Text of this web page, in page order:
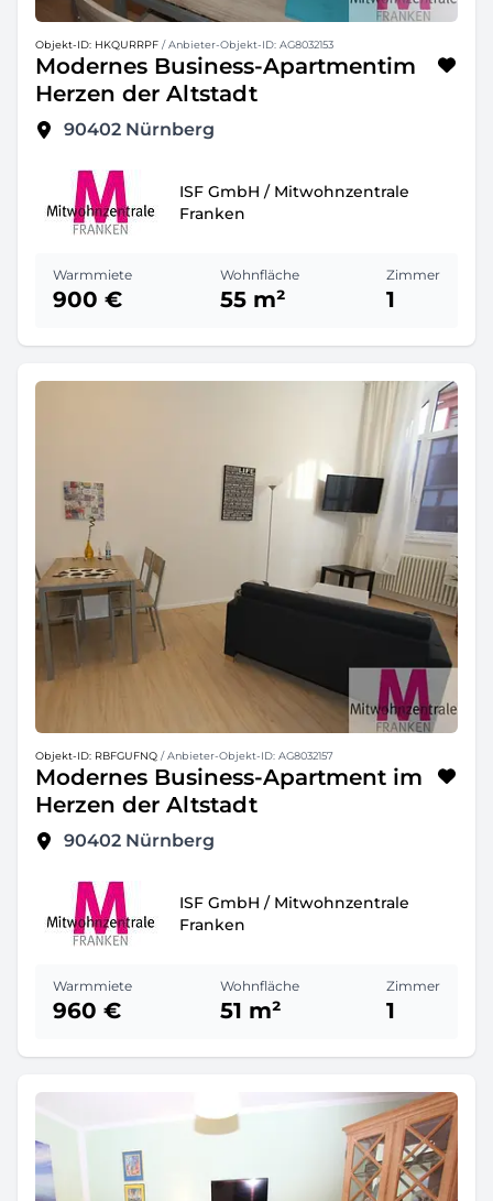
Objekt-ID: HKQURRPF / Anbieter-Objekt-ID: AG8032153
Modernes Business-Apartmentim
Herzen der Altstadt
90402 Nürnberg
ISF GmbH / Mitwohnzentrale
Franken
Warmmiete
900 €
Wohnfläche
55 m²
Zimmer
1
Objekt-ID: RBFGUFNQ / Anbieter-Objekt-ID: AG8032157
Modernes Business-Apartment im
Herzen der Altstadt
90402 Nürnberg
ISF GmbH / Mitwohnzentrale
Franken
Warmmiete
960 €
Wohnfläche
51 m²
Zimmer
1